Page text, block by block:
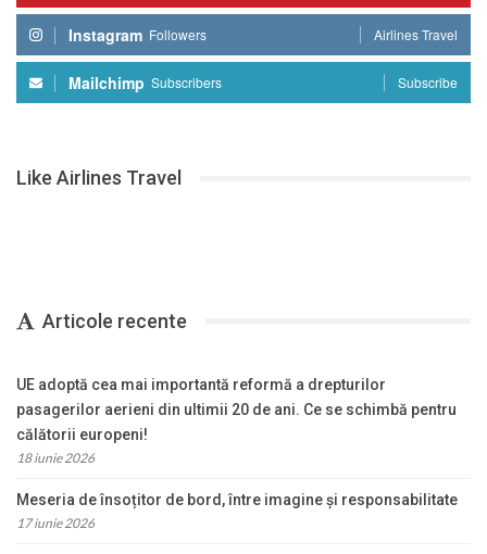
Instagram Followers Airlines Travel
Mailchimp Subscribers Subscribe
Like Airlines Travel
Articole recente
UE adoptă cea mai importantă reformă a drepturilor
pasagerilor aerieni din ultimii 20 de ani. Ce se schimbă pentru
călătorii europeni!
18 iunie 2026
Meseria de însoțitor de bord, între imagine și responsabilitate
17 iunie 2026